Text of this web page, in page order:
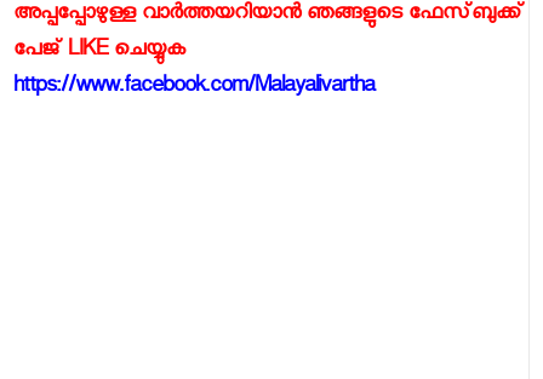
അപ്പപ്പോഴുള്ള വാര്‍ത്തയറിയാന്‍ ഞങ്ങളുടെ ഫേസ്‌ബുക്ക്‌
പേജ് LIKE ചെയ്യുക
https://www.facebook.com/Malayalivartha